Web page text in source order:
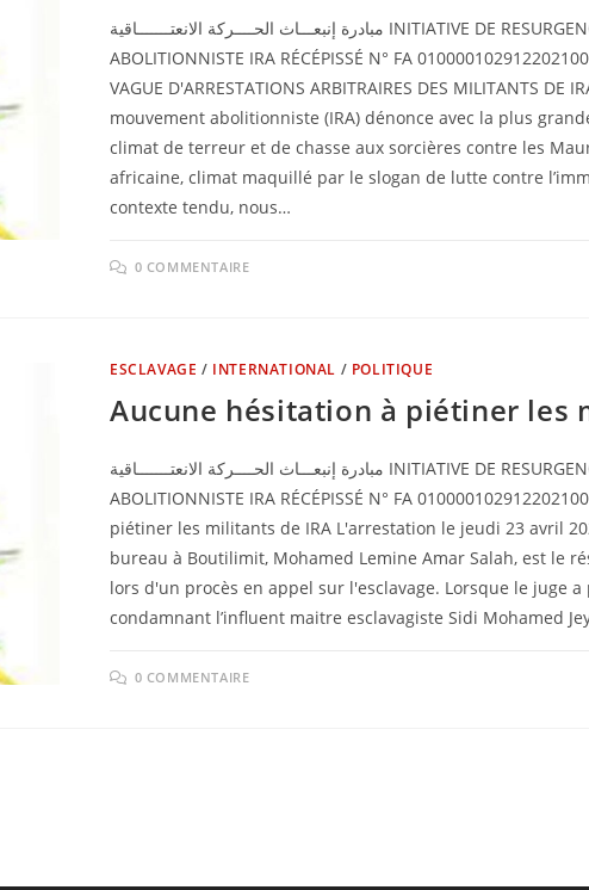
مبادرة إنبعـــاث الحــــركة الانعتـــــــاقية INITIATIVE DE RESURGENCE DU MOUVEMENT
ABOLITIONNISTE IRA RÉCÉPISSÉ N° FA
VAGUE D'ARRESTATIONS ARBITRAIRES DES MILITANTS
mouvement abolitionniste (IRA) dénonce avec la plus
climat de terreur et de chasse aux sorcières contre les
africaine, climat maquillé par le slogan de lutte contre
contexte tendu, nous…
0 COMMENTAIRE
ESCLAVAGE / INTERNATIONAL / POLITIQUE
Aucune hésitation à piétiner les
مبادرة إنبعـــاث الحــــركة الانعتـــــــاقية INITIATIVE DE RESURGENCE DU MOUVEMENT
ABOLITIONNISTE IRA RÉCÉPISSÉ N° FA
piétiner les militants de IRA L'arrestation le jeudi 23 avril
bureau à Boutilimit, Mohamed Lemine Amar Salah, est le
lors d'un procès en appel sur l'esclavage. Lorsque le juge
condamnant l’influent maitre esclavagiste Sidi Mohamed
0 COMMENTAIRE